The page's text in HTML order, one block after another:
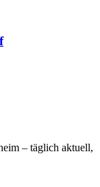
– täglich aktuell,